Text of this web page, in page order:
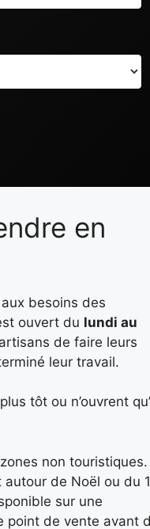
en
besoins des
ouvert du lundi au
de faire leurs
leur travail.
tôt ou n’ouvrent
non touristiques.
de Noël ou du
sur une
point de vente avant